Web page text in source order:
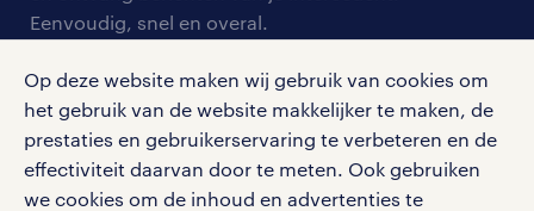
Op deze website maken wij gebruik van cookies om
het gebruik van de website makkelijker te maken, de
prestaties en gebruikerservaring te verbeteren en de
effectiviteit daarvan door te meten. Ook gebruiken
we cookies om de inhoud en advertenties te
salarischecker
klachten en misstanden
Eenvoudig, snel en overal.
google play store